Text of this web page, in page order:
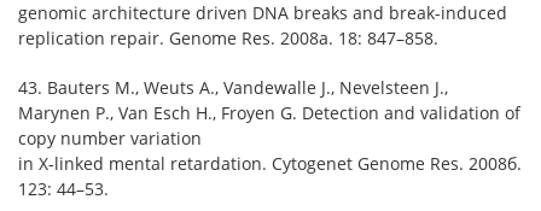
genomic architecture driven DNA breaks and break-induced
replication repair. Genome Res. 2008а. 18: 847–858.
43. Bauters M., Weuts A., Vandewalle J., Nevelsteen J.,
Marynen P., Van Esch H., Froyen G. Detection and validation of
copy number variation
in X-linked mental retardation. Cytogenet Genome Res. 2008б.
123: 44–53.